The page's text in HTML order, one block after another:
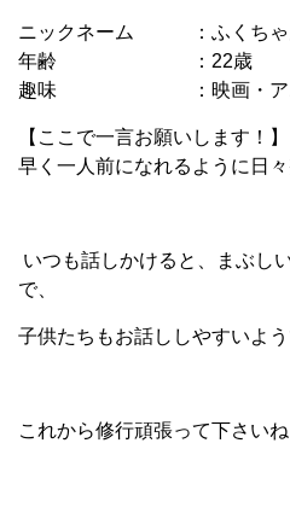
ニックネーム ：ふくちゃ
年齢 ：22歳
趣味 ：映画・アニ
【ここで一言お願いします！
早く一人前になれるように日
いつも話しかけると、まぶし
で、
子供たちもお話ししやすいよ
これから修行頑張って下さいね